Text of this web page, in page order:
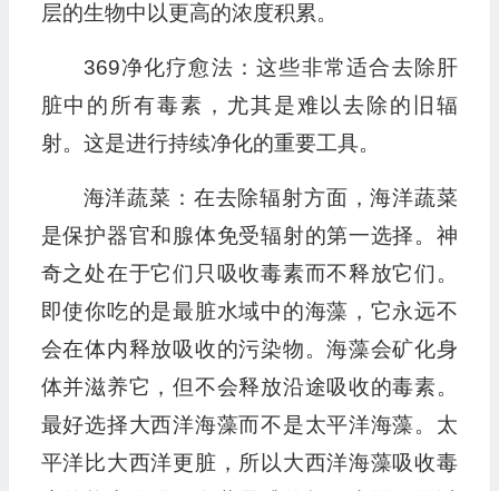
层的生物中以更高的浓度积累。
369净化疗愈法：这些非常适合去除肝
脏中的所有毒素，尤其是难以去除的旧辐
射。这是进行持续净化的重要工具。
海洋蔬菜：在去除辐射方面，海洋蔬菜
是保护器官和腺体免受辐射的第一选择。神
奇之处在于它们只吸收毒素而不释放它们。
即使你吃的是最脏水域中的海藻，它永远不
会在体内释放吸收的污染物。海藻会矿化身
体并滋养它，但不会释放沿途吸收的毒素。
最好选择大西洋海藻而不是太平洋海藻。太
平洋比大西洋更脏，所以大西洋海藻吸收毒